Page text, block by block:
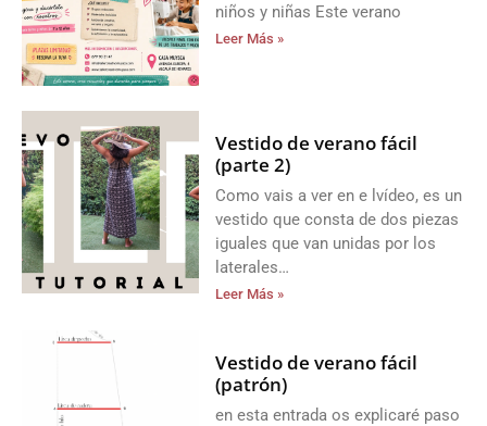
niños y niñas Este verano
Leer Más »
Vestido de verano fácil
(parte 2)
Como vais a ver en e lvídeo, es un
vestido que consta de dos piezas
iguales que van unidas por los
laterales…
Leer Más »
Vestido de verano fácil
(patrón)
en esta entrada os explicaré paso